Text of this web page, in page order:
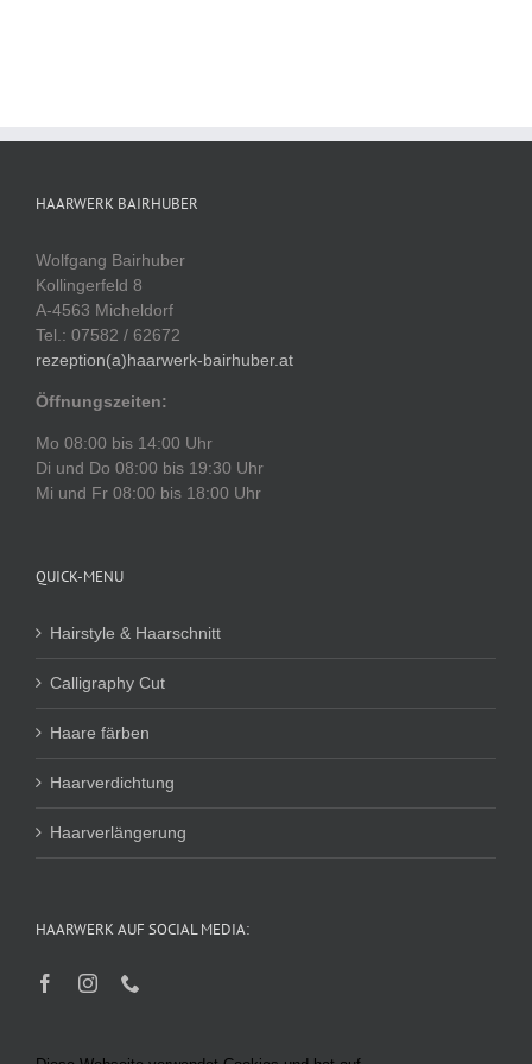
HAARWERK BAIRHUBER
Wolfgang Bairhuber
Kollingerfeld 8
A-4563 Micheldorf
Tel.: 07582 / 62672
rezeption(a)haarwerk-bairhuber.at
Öffnungszeiten:
Mo 08:00 bis 14:00 Uhr
Di und Do 08:00 bis 19:30 Uhr
Mi und Fr 08:00 bis 18:00 Uhr
QUICK-MENU
Hairstyle & Haarschnitt
Calligraphy Cut
Haare färben
Haarverdichtung
Haarverlängerung
HAARWERK AUF SOCIAL MEDIA: